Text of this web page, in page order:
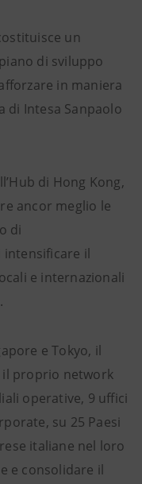
un
di sviluppo
in maniera
di Intesa Sanpaolo
di Hong Kong,
ancor meglio le
di
intensificare il
e internazionali
e Tokyo, il
il proprio network
operative, 9 uffici
su 25 Paesi
italiane nel loro
e consolidare il